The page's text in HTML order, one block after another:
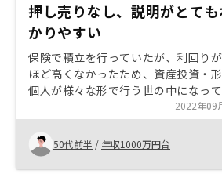
押し売りなし、説明がとて
かりやすい
保険で積立を行っていたが、利回り
ほど高くなかったため、資産投資・
個人が様々な形で行う世の中になっ
いることを踏まえて、解約して返戻
とに別の形での資産形成を検討する
した。不動産投資以外は検討していな
が、話を聞いた結果信頼して任せてみ
という気持ちになった。リスクを含
2022年09
50代前半 / 年収1000万円台